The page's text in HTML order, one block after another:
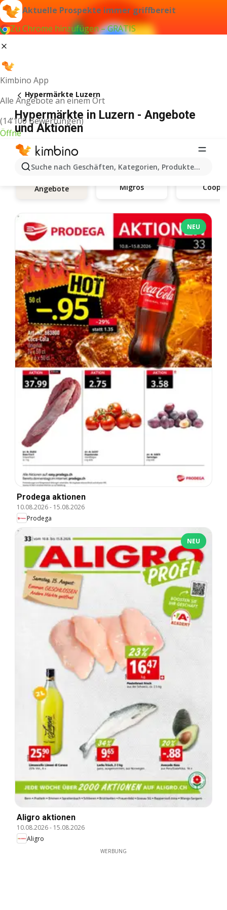
Aktuelle Prospekte immer griffbereit
Zu Chrome hinzufügen – GRATIS
Kimbino App
Alle Angebote an einem Ort
(14’100 Bewertungen)
Öffne
Suche nach Geschäften, Kategorien, Produkten...
Hypermärkte Luzern
Hypermärkte in Luzern - Angebote
und Aktionen
Angebote Migros Coop
NEU
Prodega aktionen
10.08.2026- 15.08.2026
Prodega
NEU
Aligro aktionen
10.08.2026- 15.08.2026
Aligro
WERBUNG